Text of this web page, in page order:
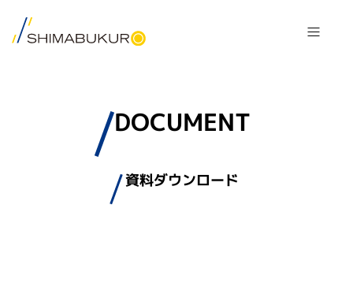
DOCUMENT
資料ダウンロード